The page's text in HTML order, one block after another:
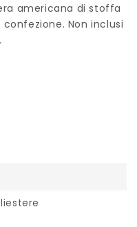
americana di stoffa
Non inclusi